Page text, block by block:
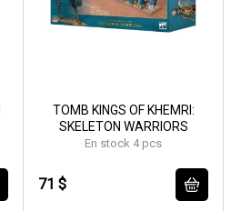
TOMB KINGS OF KHEMRI:
SKELETON WARRIORS
En stock 4 pcs
71 $